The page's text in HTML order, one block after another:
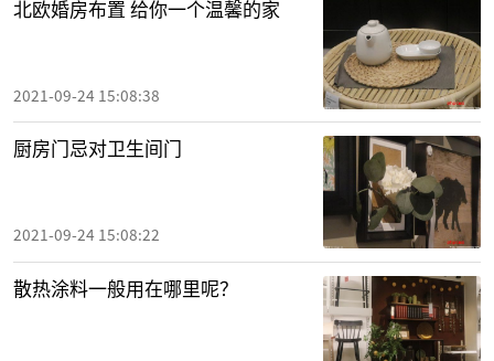
北欧婚房布置 给你一个温馨的家
2021-09-24 15:08:38
厨房门忌对卫生间门
2021-09-24 15:08:22
散热涂料一般用在哪里呢？